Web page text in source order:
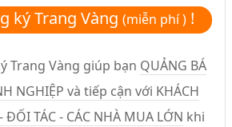
ký Trang Vàng(miễn phí ) !
Trang Vàng giúp bạn QUẢNG BÁ
NGHIỆP và tiếp cận với KHÁCH
ĐỐI TÁC - CÁC NHÀ MUA LỚN khi